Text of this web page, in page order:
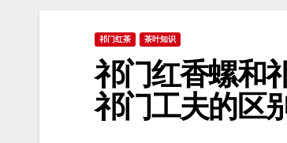
祁门红茶 茶叶知识
祁门红香螺和
祁门工夫的区